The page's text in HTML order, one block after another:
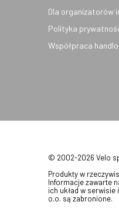
Dla organizatorów
Polityka
Współpraca
© 2002-2026 Velo
Produkty w
Informacje zawarte
ich układ w
o.o. są zabronione.